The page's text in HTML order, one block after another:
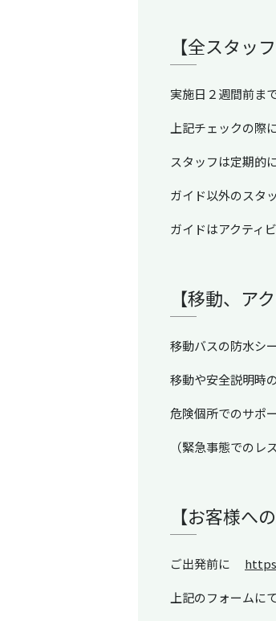
【全スタッ
実施日２週間前ま
上記チェックの際
スタッフは定期的
ガイド以外のスタ
ガイドはアクティ
【移動、ア
移動バスの防水シ
移動や安全説明時
危険個所でのサポ
（緊急事態でのレ
【お客様へ
ご出発前に
上記のフォームに